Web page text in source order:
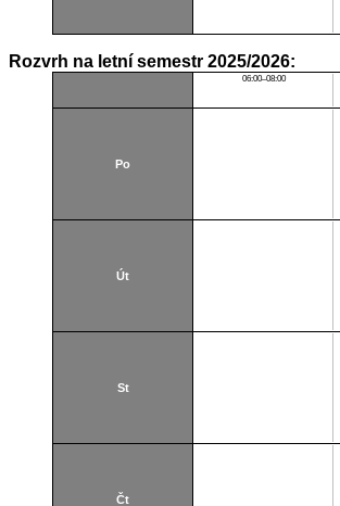
Rozvrh na letní semestr 2025/2026:
06:00–08:00
Po
Út
St
Čt